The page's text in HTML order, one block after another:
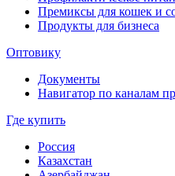
Премиксы для кошек и
Продукты для бизнеса
Оптовику
Документы
Навигатор по каналам
Где купить
Россия
Казахстан